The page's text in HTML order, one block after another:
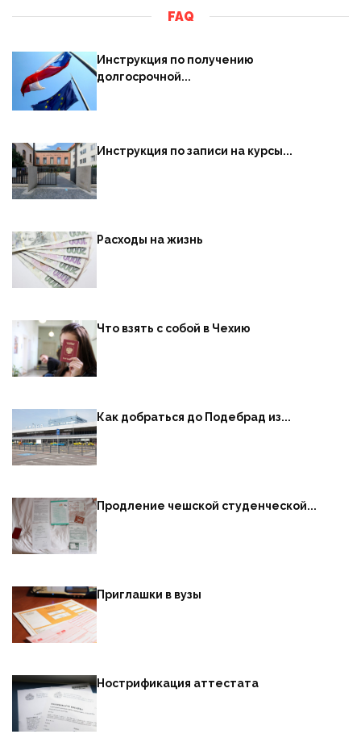
FAQ
Инструкция по получению
долгосрочной...
Инструкция по записи на курсы...
Расходы на жизнь
Что взять с собой в Чехию
Как добраться до Подебрад из...
Продление чешской студенческой...
Приглашки в вузы
Нострификация аттестата